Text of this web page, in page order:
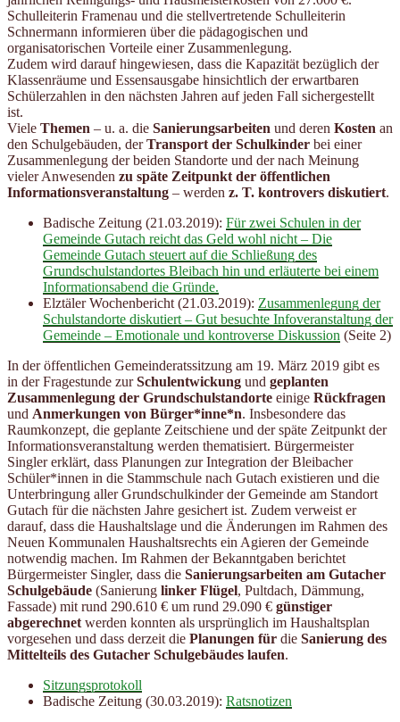
Schulleiterin Framenau und die stellvertretende Schulleiterin
Schnermann informieren über die pädagogischen und
organisatorischen Vorteile einer Zusammenlegung.
Zudem wird darauf hingewiesen, dass die Kapazität bezüglich der
Klassenräume und Essensausgabe hinsichtlich der erwartbaren
Schülerzahlen in den nächsten Jahren auf jeden Fall sichergestellt
ist.
Viele Themen – u. a. die Sanierungsarbeiten und deren Kosten an
den Schulgebäuden, derTransport der Schulkinder bei einer
Zusammenlegung der beiden Standorte und der nach Meinung
vieler Anwesenden zu späte Zeitpunkt der öffentlichen
Informationsveranstaltung – werden z. T. kontrovers diskutiert.
Badische Zeitung (21.03.2019): Für zwei Schulen in der
Gemeinde Gutach reicht das Geld wohl nicht – Die
Gemeinde Gutach steuert auf die Schließung des
Grundschulstandortes Bleibach hin und erläuterte bei einem
Informationsabend die Gründe.
Elztäler Wochenbericht (21.03.2019): Zusammenlegung der
Schulstandorte diskutiert – Gut besuchte Infoveranstaltung der
Gemeinde – Emotionale und kontroverse Diskussion (Seite 2)
In der öffentlichen Gemeinderatssitzung am 19. März 2019 gibt es
in der Fragestunde zurSchulentwickung und geplanten
Zusammenlegung der Grundschulstandorte einige Rückfragen
und Anmerkungen von Bürger*inne*n. Insbesondere das
Raumkonzept, die geplante Zeitschiene und der späte Zeitpunkt der
Informationsveranstaltung werden thematisiert. Bürgermeister
Singler erklärt, dass Planungen zur Integration der Bleibacher
Schüler*innen in die Stammschule nach Gutach existieren und die
Unterbringung aller Grundschulkinder der Gemeinde am Standort
Gutach für die nächsten Jahre gesichert ist. Zudem verweist er
darauf, dass die Haushaltslage und die Änderungen im Rahmen des
Neuen Kommunalen Haushaltsrechts ein Agieren der Gemeinde
notwendig machen. Im Rahmen der Bekanntgaben berichtet
Bürgermeister Singler, dass die Sanierungsarbeiten am Gutacher
Schulgebäude (Sanierung linker Flügel, Pultdach, Dämmung,
Fassade) mit rund 290.610 € um rund 29.090 € günstiger
abgerechnet werden konnten als ursprünglich im Haushaltsplan
vorgesehen und dass derzeit die Planungen für die Sanierung des
Mittelteils des Gutacher Schulgebäudes laufen.
Sitzungsprotokoll
Badische Zeitung (30.03.2019): Ratsnotizen